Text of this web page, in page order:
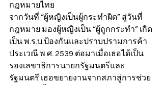
กฎหมายไทย
จากวันที่ “ผู้หญิงเป็นผู้กระทำผิด” สู่วันที่
กฎหมาย มองผู้หญิงเป็น “ผู้ถูกกระทำ” เกิด
เป็น พ.ร.บ.ป้องกันและปราบปรามการค้า
ประเวณี พ.ศ. 2539 ต่อมาเมื่อเธอได้เป็น
รองเลขาธิการนายกรัฐมนตรีและ
รัฐมนตรี เธอขยายงานจากสภาสู่การช่วย